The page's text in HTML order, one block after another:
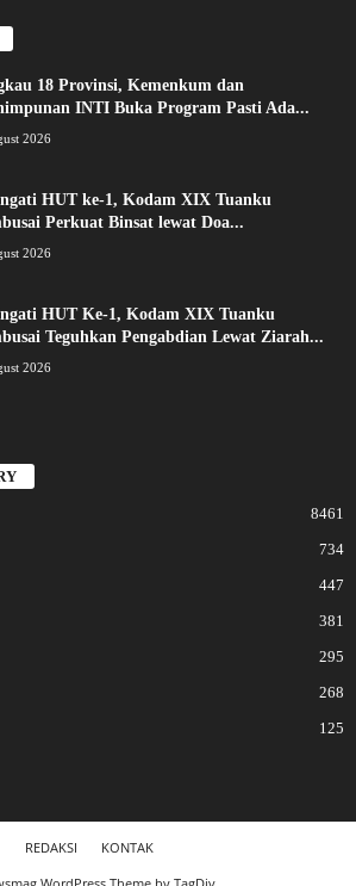
18 Provinsi, Kemenkum dan
INTI Buka Program Pasti Ada...
2026
HUT ke-1, Kodam XIX Tuanku
Perkuat Binsat lewat Doa...
2026
HUT Ke-1, Kodam XIX Tuanku
Teguhkan Pengabdian Lewat Ziarah...
2026
8461
734
447
381
295
268
125
REDAKSI
KONTAK